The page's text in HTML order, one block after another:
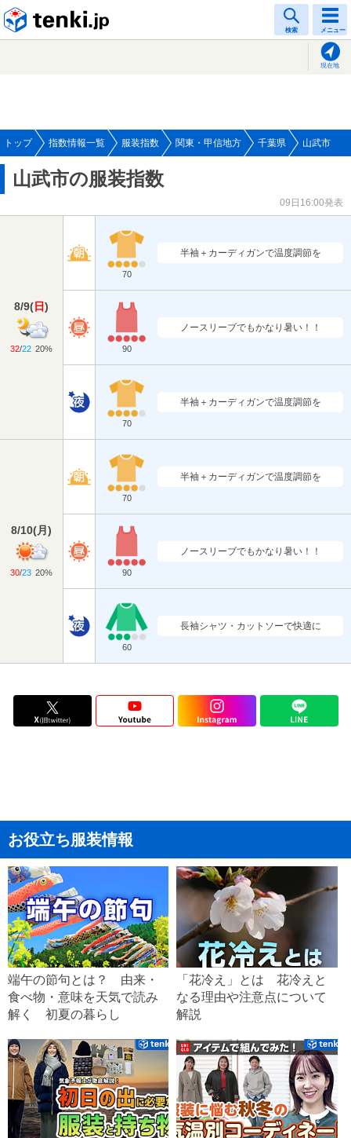
検索 メニュー
現在地
トップ 指数情報一覧 服装指数 関東・甲信地方 千葉県 山武市
山武市の服装指数
09日16:00発表
8/9(日)
32/22 20%
70
半袖＋カーディガンで温度調節を
90
ノースリーブでもかなり暑い！！
70
半袖＋カーディガンで温度調節を
8/10(月 )
30/23 20%
70
半袖＋カーディガンで温度調節を
90
ノースリーブでもかなり暑い！！
60
長袖シャツ・カットソーで快適に
お役立ち服装情報
端午の節句とは？ 由来・
食べ物・意味を天気で読み
解く 初夏の暮らし
「花冷え」とは 花冷えと
なる理由や注意点について
解説